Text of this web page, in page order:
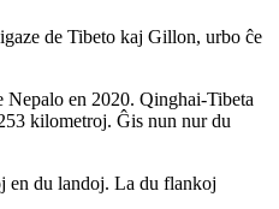
de Tibeto kaj Gillon, urbo ĉe
en 2020. Qinghai-Tibeta
kilometroj. Ĝis nun nur du
en du landoj. La du flankoj